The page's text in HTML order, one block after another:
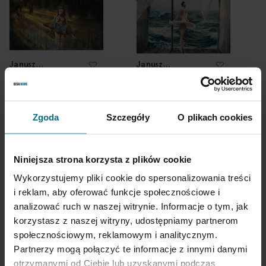
Zgoda Szczegóły O plikach cookies
Niniejsza strona korzysta z plików cookie
Wykorzystujemy pliki cookie do spersonalizowania treści
i reklam, aby oferować funkcje społecznościowe i
analizować ruch w naszej witrynie. Informacje o tym, jak
korzystasz z naszej witryny, udostępniamy partnerom
społecznościowym, reklamowym i analitycznym.
Partnerzy mogą połączyć te informacje z innymi danymi
otrzymanymi od Ciebie lub uzyskanymi podczas
Janusz
Janusz
Krzysztof i Michał
Łukasz Prządka